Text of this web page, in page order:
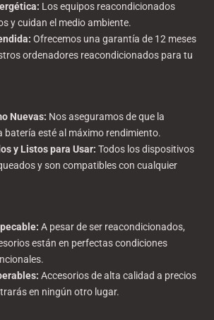
: Los equipos reacondicionados
y cuidan el medio ambiente.
: Ofrecemos una garantía de 12 meses
ordenadores reacondicionados para tu
Nuevas: Nos aseguramos de que la
batería esté al máximo rendimiento.
y Listos para Usar: Todos los dispositivos
y son compatibles con cualquier
: A pesar de ser reacondicionados,
están en perfectas condiciones
: Accesorios de alta calidad a precios
en ningún otro lugar.